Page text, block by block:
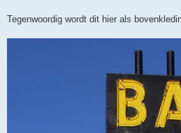
Tegenwoordig wordt dit hier als